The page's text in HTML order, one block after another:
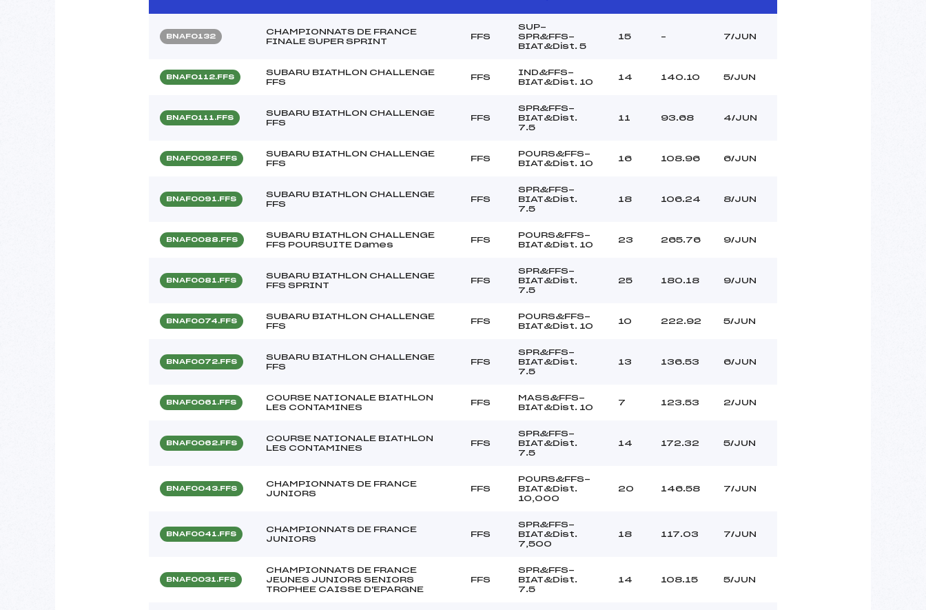
BNAF0132
CHAMPIONNATS DE FRANCE
FINALE SUPER SPRINT
FFS
SUP-
SPR&FFS-
BIAT&Dist. 5
15 – 7/JUN
BNAF0112.FFS
SUBARU BIATHLON CHALLENGE
FFS
FFS
IND&FFS-
BIAT&Dist. 10
14 140.10 5/JUN
BNAF0111.FFS
SUBARU BIATHLON CHALLENGE
FFS
FFS
SPR&FFS-
BIAT&Dist.
7.5
11 93.68 4/JUN
BNAF0092.FFS
SUBARU BIATHLON CHALLENGE
FFS
FFS
POURS&FFS-
BIAT&Dist. 10
16 108.96 6/JUN
BNAF0091.FFS
SUBARU BIATHLON CHALLENGE
FFS
FFS
SPR&FFS-
BIAT&Dist.
7.5
18 106.24 8/JUN
BNAF0088.FFS
SUBARU BIATHLON CHALLENGE
FFS POURSUITE Dames
FFS
POURS&FFS-
BIAT&Dist. 10
23 265.76 9/JUN
BNAF0081.FFS
SUBARU BIATHLON CHALLENGE
FFS SPRINT
FFS
SPR&FFS-
BIAT&Dist.
7.5
25 180.18 9/JUN
BNAF0074.FFS
SUBARU BIATHLON CHALLENGE
FFS
FFS
POURS&FFS-
BIAT&Dist. 10
10 222.92 5/JUN
BNAF0072.FFS
SUBARU BIATHLON CHALLENGE
FFS
FFS
SPR&FFS-
BIAT&Dist.
7.5
13 136.53 6/JUN
BNAF0061.FFS
COURSE NATIONALE BIATHLON
LES CONTAMINES
FFS
MASS&FFS-
BIAT&Dist. 10
7 123.53 2/JUN
BNAF0062.FFS
COURSE NATIONALE BIATHLON
LES CONTAMINES
FFS
SPR&FFS-
BIAT&Dist.
7.5
14 172.32 5/JUN
BNAF0043.FFS
CHAMPIONNATS DE FRANCE
JUNIORS
FFS
POURS&FFS-
BIAT&Dist.
10,000
20 146.58 7/JUN
BNAF0041.FFS
CHAMPIONNATS DE FRANCE
JUNIORS
FFS
SPR&FFS-
BIAT&Dist.
7,500
18 117.03 7/JUN
BNAF0031.FFS
CHAMPIONNATS DE FRANCE
JEUNES JUNIORS SENIORS
TROPHEE CAISSE D'EPARGNE
FFS
SPR&FFS-
BIAT&Dist.
7.5
14 108.15 5/JUN